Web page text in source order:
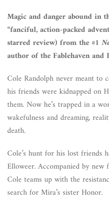
Magic and danger abound in
“fanciful, action-packed
starred review) from the #1
author of the Fablehaven and
Cole Randolph never meant to
his friends were kidnapped on
them. Now he’s trapped in a
wakefulness and dreaming,
death.
Cole’s hunt for his lost friends
Elloweer. Accompanied by
Cole teams up with the
search for Mira’s sister Honor.